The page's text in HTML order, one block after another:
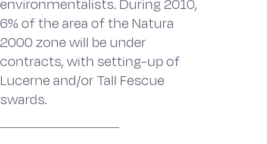
environmentalists. During 2010,
6% of the area of the Natura
2000 zone will be under
contracts, with setting-up of
Lucerne and/or Tall Fescue
swards.